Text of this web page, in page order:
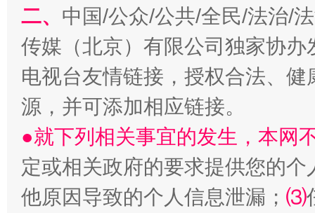
解纷+调解+退费，一次搞定
二、 中国/公众/公共/全民/法治/
传媒（北京）有限公司独家协
电视台友情链接，授权合法、
源，并可添加相应链接。
●就下列相关事宜的发生，本网
定或相关政府的要求提供您的个
他原因导致的个人信息泄漏； ⑶